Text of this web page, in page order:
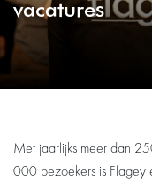
vacatures
Met jaarlijks meer dan
000 bezoekers is Flagey